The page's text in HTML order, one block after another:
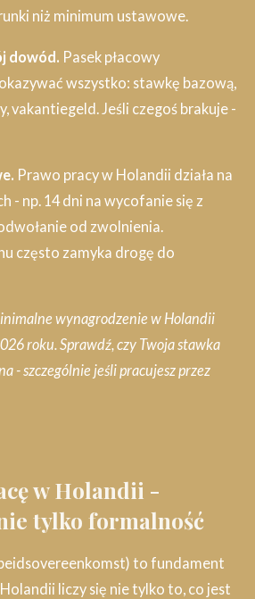
niż minimum ustawowe.
dowód. Pasek płacowy
wszystko: stawkę bazową,
vakantiegeld. Jeśli czegoś brakuje -
Prawo pracy w Holandii działa na
- np. 14 dni na wycofanie się z
od zwolnienia.
często zamyka drogę do
wynagrodzenie w Holandii
roku. Sprawdź, czy Twoja stawka
- szczególnie jeśli pracujesz przez
w Holandii -
tylko formalność
to fundament
liczy się nie tylko to, co jest